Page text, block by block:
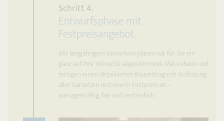
Schritt 4.
Entwurfsphase mit
Festpreisangebot.
Mit langjährigem Know-how planen wir für Sie ein
ganz auf Ihre Wünsche abgestimmtes Massivhaus und
fertigen einen detaillierten Bauvertrag mit Auflistung
aller Garantien und einem Festpreis an –
aussagekräftig, fair und verbindlich.